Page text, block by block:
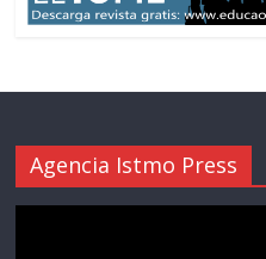
Agencia Istmo Press